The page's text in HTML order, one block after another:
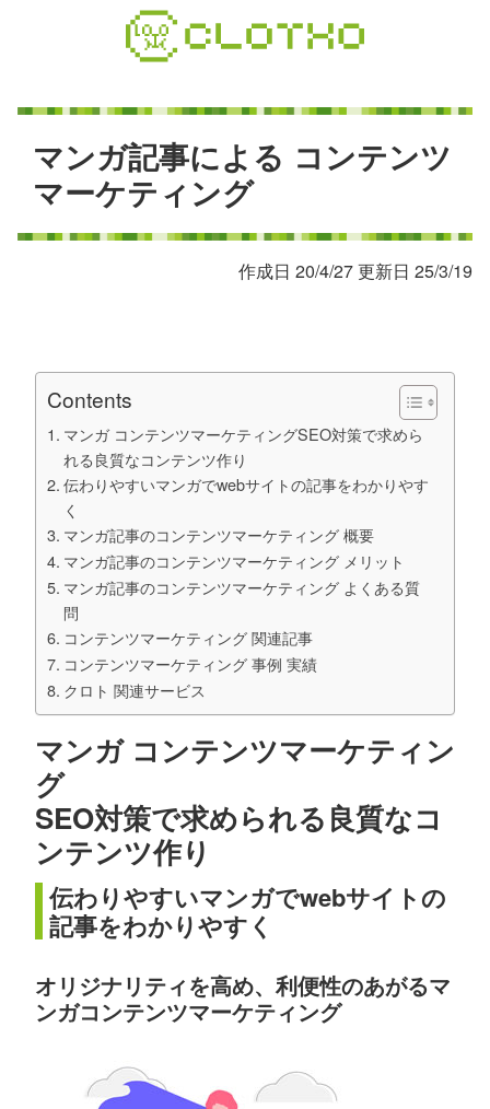
マンガ記事による コンテンツ
マーケティング
作成日 20/4/27 更新日 25/3/19
Contents
マンガ コンテンツマーケティングSEO対策で求めら
れる良質なコンテンツ作り
伝わりやすいマンガでwebサイトの記事をわかりやす
く
マンガ記事のコンテンツマーケティング 概要
マンガ記事のコンテンツマーケティング メリット
マンガ記事のコンテンツマーケティング よくある質
問
コンテンツマーケティング 関連記事
コンテンツマーケティング 事例 実績
クロト 関連サービス
マンガ コンテンツマーケティン
グ
SEO対策で求められる良質なコ
ンテンツ作り
伝わりやすいマンガでwebサイトの
記事をわかりやすく
オリジナリティを高め、利便性のあがるマ
ンガコンテンツマーケティング